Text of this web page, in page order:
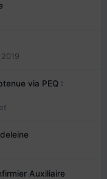
via PEQ :
Auxiliaire